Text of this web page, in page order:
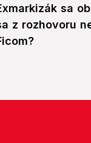
sa
z rozhovoru